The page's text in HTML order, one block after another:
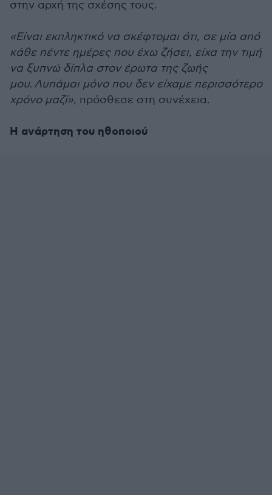
στην αρχή της σχέσης τους.
«Είναι εκπληκτικό να σκέφτομαι ότι, σε μία από
κάθε πέντε ημέρες που έχω ζήσει, είχα την τιμή
να ξυπνώ δίπλα στον έρωτα της ζωής
μου. Λυπάμαι μόνο που δεν είχαμε περισσότερο
χρόνο μαζί», πρόσθεσε στη συνέχεια.
Η ανάρτηση του ηθοποιού